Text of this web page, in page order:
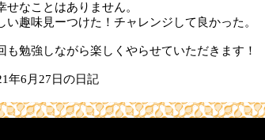
せなことはありません。
い趣味見ーつけた！チャレンジして良かった。
も勉強しながら楽しくやらせていただきます！
年6月27日の日記